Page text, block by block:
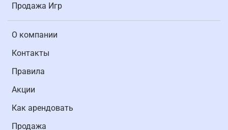
Продажа Игр
О компании
Контакты
Правила
Акции
Как арендовать
Продажа